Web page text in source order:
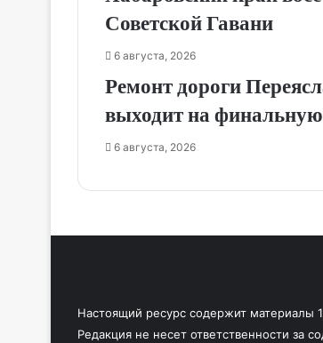
Советской Гавани
6 августа, 2026
Ремонт дороги
выходит на
6 августа, 2026
Настоящий ресурс содержит материалы
Редакция не несет ответственности за